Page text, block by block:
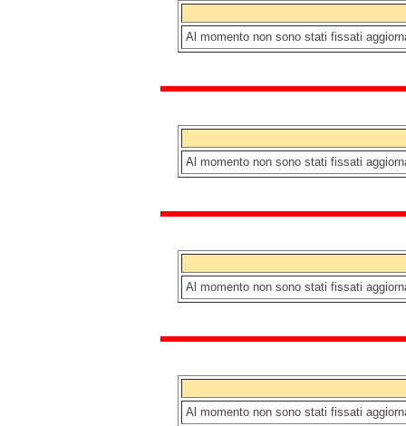
Al momento non sono stati fissati
Al momento non sono stati fissati
Al momento non sono stati fissati
Al momento non sono stati fissati